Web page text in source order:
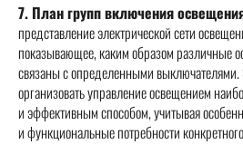
7. План групп включения
представление электрической сети
показывающее, каким образом различные
связаны с определенными выключателями.
организовать управление освещением
и эффективным способом, учитывая
и функциональные потребности